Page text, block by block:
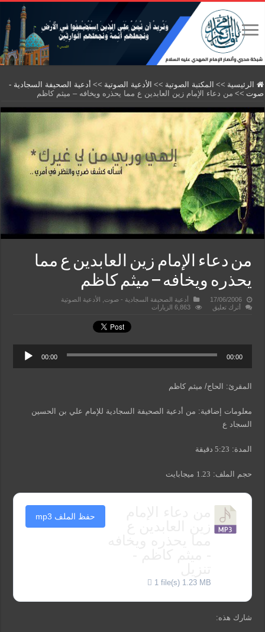
الرئيسية >> المكتبة الصوتية >> الأدعية الصوتية >> أدعية الصحيفة السجادية -
صوت >> من دعاء الإمام زين العابدين ع مما يحذره ويخافه – ميثم كاظم
من دعاء الإمام زين العابدين ع مما
يحذره ويخافه – ميثم كاظم
17/06/2006 أدعية الصحيفة السجادية - صوت,
الأدعية الصوتية
أترك تعليق
6,863 الزيارات
00:00 00:00
المقرئ: الحاج/ ميثم كاظم
معلومات إضافية: من أدعية الصحيفة السجادية للإمام علي بن الحسين
السجاد ع
المدة: 5:23 دقيقة
حجم الملف: 1.23 ميجابايت
1 file(s) 1.23 MB
حفظ الملف mp3
شارك هذه: